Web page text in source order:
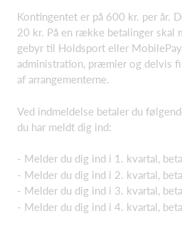
Kontingentet er på 600 kr. per år.
20 kr. På en række betalinger skal
gebyr til Holdsport eller
administration, præmier og delvis
af arrangementerne.
Ved indmeldelse betaler du
du har meldt dig ind:
- Melder du dig ind i 1. kvartal,
- Melder du dig ind i 2. kvartal,
- Melder du dig ind i 3. kvartal,
- Melder du dig ind i 4. kvartal,